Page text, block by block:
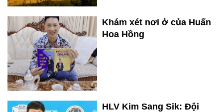
Khám xét nơi ở của Huấn
Hoa Hồng
HLV Kim Sang Sik: Đội